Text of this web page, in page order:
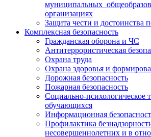
муниципальных
организациях
Защита чести и достоинства
Комплексная безопасность
Гражданская оборона и ЧС
Антитеррористическая
Охрана труда
Охрана здоровья и
Дорожная безопасность
Пожарная безопасность
Социально-психологическое
обучающихся
Информационная
Профилактика
несовершеннолетних и в